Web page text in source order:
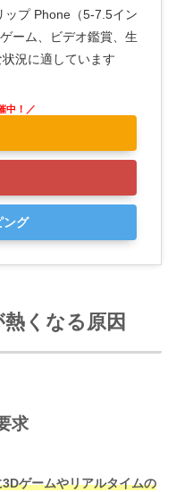
ップ Phone（5-7.5イン
ーム、ビデオ鑑賞、生
況に適しています
ング
くなる原因
求
ゲームやリアルタイムの